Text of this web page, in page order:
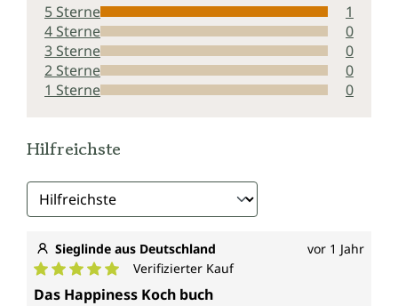
5 Sterne
1
4 Sterne
0
3 Sterne
0
2 Sterne
0
1 Sterne
0
Hilfreichste
Sieglinde aus Deutschland vor 1 Jahr
Durchschnittliche Bewertung von 5 von 5 Sternen
Verifizierter Kauf
Das Happiness Koch buch